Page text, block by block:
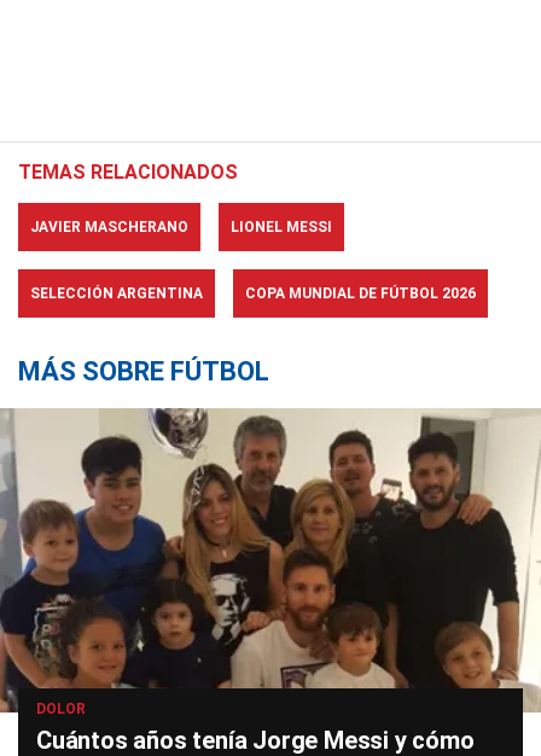
TEMAS RELACIONADOS
JAVIER MASCHERANO LIONEL MESSI
SELECCIÓN ARGENTINA COPA MUNDIAL DE FÚTBOL 2026
MÁS SOBRE FÚTBOL
DOLOR
Cuántos años tenía Jorge Messi y cómo